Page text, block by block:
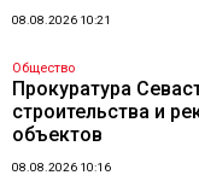
08.08.2026 10:21
Общество
Прокуратура
строительства и
объектов
08.08.2026 10:16